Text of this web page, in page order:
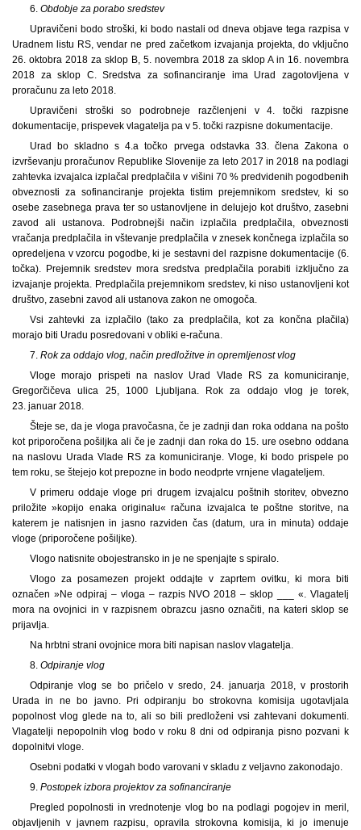
6. Obdobje za porabo sredstev
Upravičeni bodo stroški, ki bodo nastali od dneva objave tega razpisa v
Uradnem listu RS, vendar ne pred začetkom izvajanja projekta, do vključno
26. oktobra 2018 za sklop B, 5. novembra 2018 za sklop A in 16. novembra
2018 za sklop C. Sredstva za sofinanciranje ima Urad zagotovljena v
proračunu za leto 2018.
Upravičeni stroški so podrobneje razčlenjeni v 4. točki razpisne
dokumentacije, prispevek vlagatelja pa v 5. točki razpisne dokumentacije.
Urad bo skladno s 4.a točko prvega odstavka 33. člena Zakona o
izvrševanju proračunov Republike Slovenije za leto 2017 in 2018 na podlagi
zahtevka izvajalca izplačal predplačila v višini 70 % predvidenih pogodbenih
obveznosti za sofinanciranje projekta tistim prejemnikom sredstev, ki so
osebe zasebnega prava ter so ustanovljene in delujejo kot društvo, zasebni
zavod ali ustanova. Podrobnejši način izplačila predplačila, obveznosti
vračanja predplačila in vštevanje predplačila v znesek končnega izplačila so
opredeljena v vzorcu pogodbe, ki je sestavni del razpisne dokumentacije (6.
točka). Prejemnik sredstev mora sredstva predplačila porabiti izključno za
izvajanje projekta. Predplačila prejemnikom sredstev, ki niso ustanovljeni kot
društvo, zasebni zavod ali ustanova zakon ne omogoča.
Vsi zahtevki za izplačilo (tako za predplačila, kot za končna plačila)
morajo biti Uradu posredovani v obliki e-računa.
7. Rok za oddajo vlog, način predložitve in opremljenost vlog
Vloge morajo prispeti na naslov Urad Vlade RS za komuniciranje,
Gregorčičeva ulica 25, 1000 Ljubljana. Rok za oddajo vlog je torek,
23. januar 2018.
Šteje se, da je vloga pravočasna, če je zadnji dan roka oddana na pošto
kot priporočena pošiljka ali če je zadnji dan roka do 15. ure osebno oddana
na naslovu Urada Vlade RS za komuniciranje. Vloge, ki bodo prispele po
tem roku, se štejejo kot prepozne in bodo neodprte vrnjene vlagateljem.
V primeru oddaje vloge pri drugem izvajalcu poštnih storitev, obvezno
priložite »kopijo enaka originalu« računa izvajalca te poštne storitve, na
katerem je natisnjen in jasno razviden čas (datum, ura in minuta) oddaje
vloge (priporočene pošiljke).
Vlogo natisnite obojestransko in je ne spenjajte s spiralo.
Vlogo za posamezen projekt oddajte v zaprtem ovitku, ki mora biti
označen »Ne odpiraj – vloga – razpis NVO 2018 – sklop ___ «. Vlagatelj
mora na ovojnici in v razpisnem obrazcu jasno označiti, na kateri sklop se
prijavlja.
Na hrbtni strani ovojnice mora biti napisan naslov vlagatelja.
8. Odpiranje vlog
Odpiranje vlog se bo pričelo v sredo, 24. januarja 2018, v prostorih
Urada in ne bo javno. Pri odpiranju bo strokovna komisija ugotavljala
popolnost vlog glede na to, ali so bili predloženi vsi zahtevani dokumenti.
Vlagatelji nepopolnih vlog bodo v roku 8 dni od odpiranja pisno pozvani k
dopolnitvi vloge.
Osebni podatki v vlogah bodo varovani v skladu z veljavno zakonodajo.
9. Postopek izbora projektov za sofinanciranje
Pregled popolnosti in vrednotenje vlog bo na podlagi pogojev in meril,
objavljenih v javnem razpisu, opravila strokovna komisija, ki jo imenuje